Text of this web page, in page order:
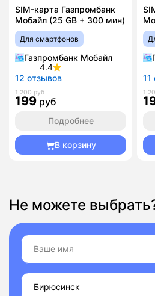
SIM-карта Газпромбанк
Мобайл (25 GB + 300 мин)
Для смартфонов
Газпромбанк Мобайл
4.4
12 отзывов
1 200 руб
199 руб
Подробнее
В корзину
11
1
Не можете